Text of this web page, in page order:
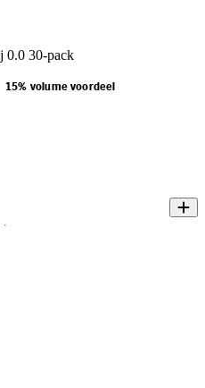
0.0 30-pack
15% volume voordeel